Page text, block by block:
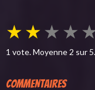
★★ ★ ★
1 vote. Moyenne 2 sur 5.
Commentaires